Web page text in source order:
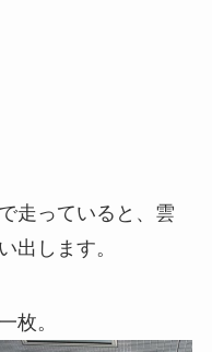
走っていると、雲
出します。
枚。